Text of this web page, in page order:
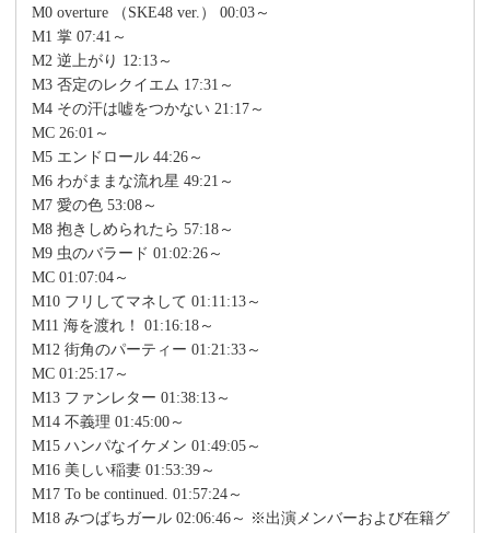
M0 overture （SKE48 ver.） 00:03～
M1 掌 07:41～
M2 逆上がり 12:13～
M3 否定のレクイエム 17:31～
M4 その汗は嘘をつかない 21:17～
MC 26:01～
M5 エンドロール 44:26～
M6 わがままな流れ星 49:21～
M7 愛の色 53:08～
M8 抱きしめられたら 57:18～
M9 虫のバラード 01:02:26～
MC 01:07:04～
M10 フリしてマネして 01:11:13～
M11 海を渡れ！ 01:16:18～
M12 街角のパーティー 01:21:33～
MC 01:25:17～
M13 ファンレター 01:38:13～
M14 不義理 01:45:00～
M15 ハンパなイケメン 01:49:05～
M16 美しい稲妻 01:53:39～
M17 To be continued. 01:57:24～
M18 みつばちガール 02:06:46～ ※出演メンバーおよび在籍グ